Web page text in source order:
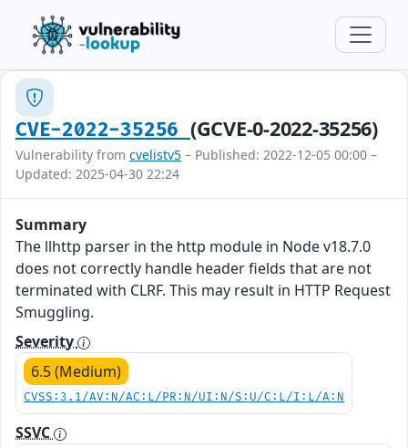
CVE-2022-35256 (GCVE-0-2022-35256)
Vulnerability from cvelistv5 – Published: 2022-12-05 00:00 –
Updated: 2025-04-30 22:24
Summary
The llhttp parser in the http module in Node v18.7.0
does not correctly handle header fields that are not
terminated with CLRF. This may result in HTTP Request
Smuggling.
Severity
6.5 (Medium)
CVSS:3.1/AV:N/AC:L/PR:N/UI:N/S:U/C:L/I:L/A:N
SSVC